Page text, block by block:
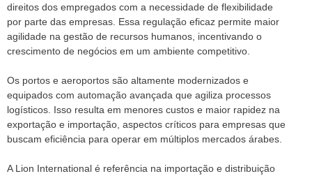
direitos dos empregados com a necessidade de flexibilidade
por parte das empresas. Essa regulação eficaz permite maior
agilidade na gestão de recursos humanos, incentivando o
crescimento de negócios em um ambiente competitivo.
Os portos e aeroportos são altamente modernizados e
equipados com automação avançada que agiliza processos
logísticos. Isso resulta em menores custos e maior rapidez na
exportação e importação, aspectos críticos para empresas que
buscam eficiência para operar em múltiplos mercados árabes.
A Lion International é referência na importação e distribuição